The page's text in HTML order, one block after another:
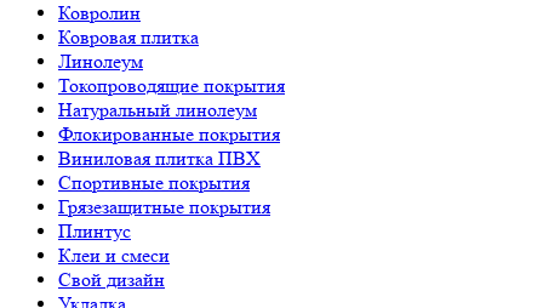
Ковролин
Ковровая плитка
Линолеум
Токопроводящие покрытия
Натуральный линолеум
Флокированные покрытия
Виниловая плитка ПВХ
Спортивные покрытия
Грязезащитные покрытия
Плинтус
Клеи и смеси
Свой дизайн